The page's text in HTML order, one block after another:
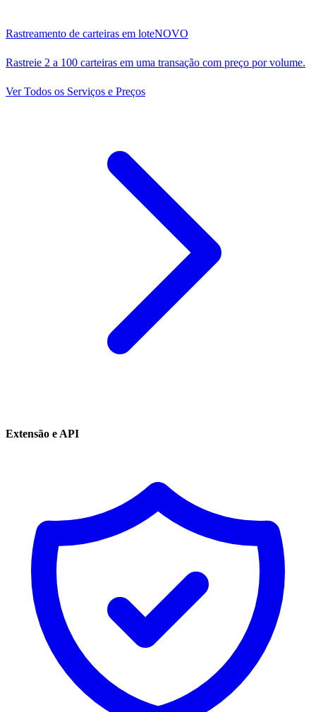
Rastreamento de carteiras em loteNOVO
Rastreie 2 a 100 carteiras em uma transação com preço por volume.
Ver Todos os Serviços e Preços
Extensão e API